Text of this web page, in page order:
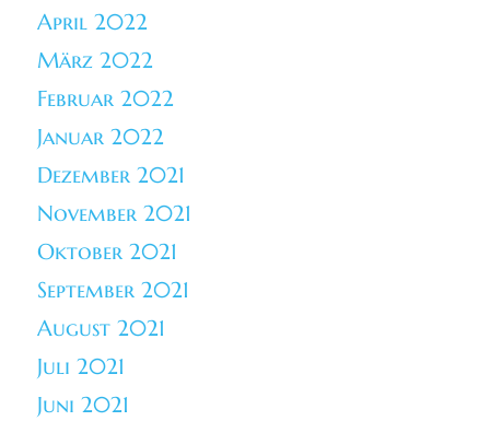
April 2022
März 2022
Februar 2022
Januar 2022
Dezember 2021
November 2021
Oktober 2021
September 2021
August 2021
Juli 2021
Juni 2021